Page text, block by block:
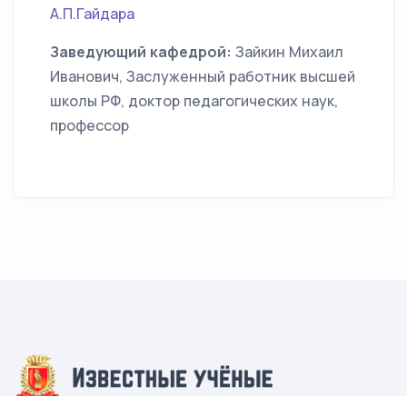
А.П.Гайдара
Заведующий кафедрой: Зайкин Михаил
Иванович, Заслуженный работник высшей
школы РФ, доктор педагогических наук,
профессор